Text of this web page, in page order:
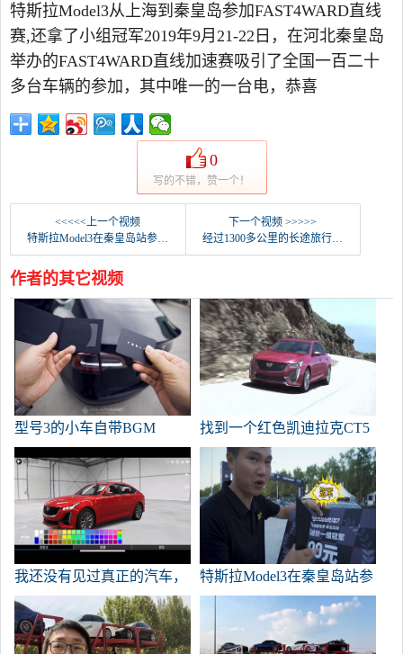
特斯拉Model3从上海到秦皇岛参加FAST4WARD直线
赛,还拿了小组冠军2019年9月21-22日，在河北秦皇岛
举办的FAST4WARD直线加速赛吸引了全国一百二十
多台车辆的参加，其中唯一的一台电，恭喜
0
写的不错，赞一个！
<<<<<上一个视频
特斯拉Model3在秦皇岛站参加了400米加速比赛，全程录像。
下一个视频 >>>>>
经过1300多公里的长途旅行，模型3到达了秦皇岛首钢赛车场。
作者的其它视频
型号3的小车自带BGM
找到一个红色凯迪拉克CT5
运行图片
我还没有见过真正的汽车，
所以我可以用这个软件把
CT5投射到真实的环境中。
特斯拉Model3在秦皇岛站参
加了400米加速比赛，全程
录像。